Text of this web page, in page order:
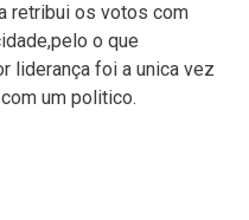
retribui os votos com
o que
liderança foi a unica vez
um politico.